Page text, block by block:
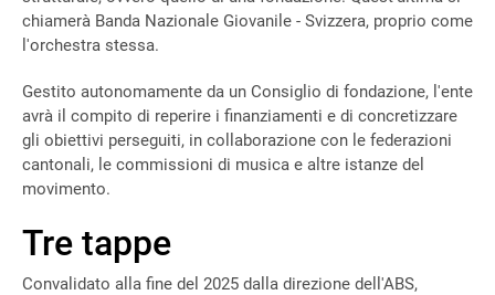
chiamerà Banda Nazionale Giovanile - Svizzera, proprio come
l'orchestra stessa.
Gestito autonomamente da un Consiglio di fondazione, l'ente
avrà il compito di reperire i finanziamenti e di concretizzare
gli obiettivi perseguiti, in collaborazione con le federazioni
cantonali, le commissioni di musica e altre istanze del
movimento.
Tre tappe
Convalidato alla fine del 2025 dalla direzione dell'ABS,